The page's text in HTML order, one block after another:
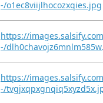
-/o1ec8viijlhocozxqies.jpg
https://
-/
https://
-/